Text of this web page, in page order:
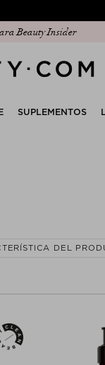
Beauty Insider
Edit
SUPLEMENTOS
DEL